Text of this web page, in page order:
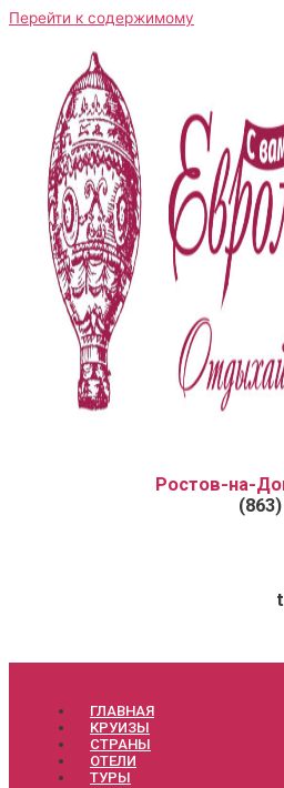
Перейти к содержимому
Ростов-на-
ГЛАВНАЯ
КРУИЗЫ
СТРАНЫ
ОТЕЛИ
ТУРЫ